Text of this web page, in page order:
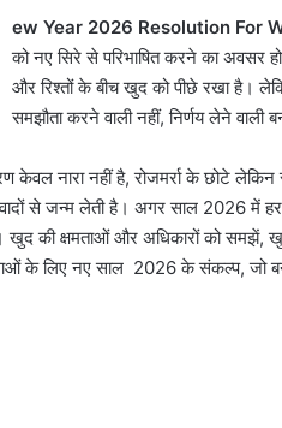
ew Year 2026 Resolution For
को नए सिरे से परिभाषित करने का अवसर
और रिश्तों के बीच खुद को पीछे रखा है।
समझौता करने वाली नहीं, निर्णय लेने वाली
केवल नारा नहीं है, रोजमर्रा के छोटे
से जन्म लेती है। अगर साल 2026 में
खुद की क्षमताओं और अधिकारों को समझें,
के लिए नए साल 2026 के संकल्प, जो